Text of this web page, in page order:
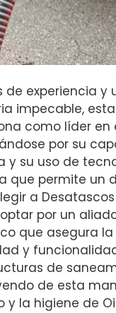
de experiencia y
impecable,
como líder en
por su
y su uso de
que permite un
a
por un
que asegura la
y
de
de esta
y la higiene de